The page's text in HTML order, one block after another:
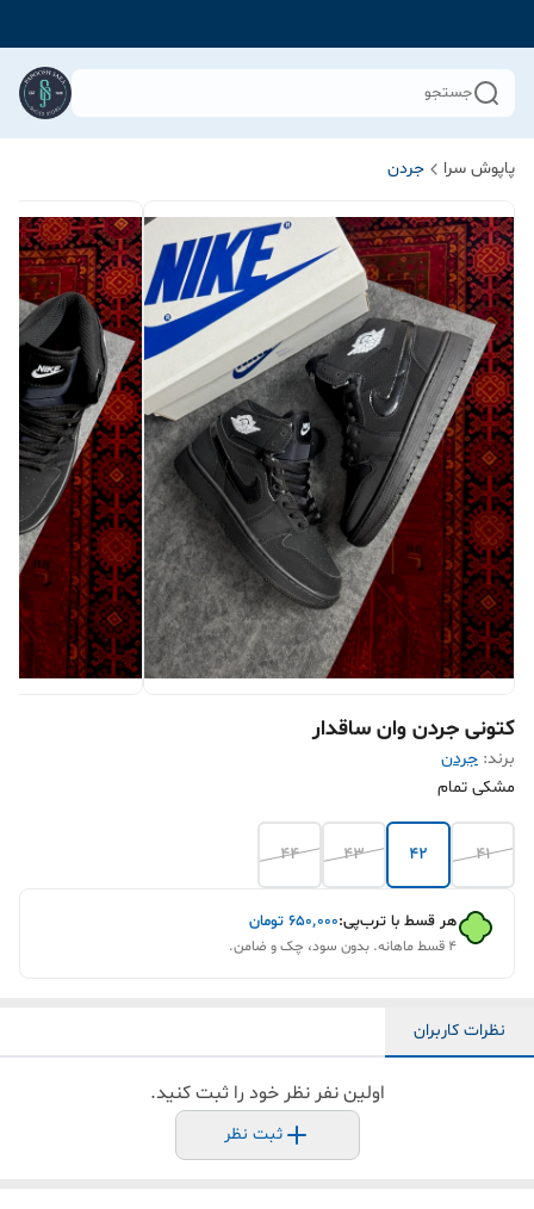
جستجو
پاپوش سرا جردن
کتونی جردن وان ساقدار
برند: جردن
مشکی تمام
41
42
43
44
هر قسط با ترب‌پی:۶۵۰٬۰۰۰ تومان
۴ قسط ماهانه. بدون سود، چک و ضامن.
نظرات کاربران
اولین نفر نظر خود را ثبت کنید.
ثبت نظر